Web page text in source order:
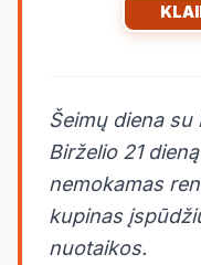
Šeimų diena su
Birželio 21
nemokamas
kupinas
nuotaikos.